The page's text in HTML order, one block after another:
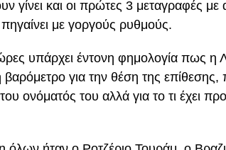
γίνει και οι πρώτες 3 μεταγραφές
με γοργούς ρυθμούς.
ώρες υπάρχει έντονη φημολογία πως η
βαρόμετρο για την θέση της
ονόματός του αλλά για το τι έχει